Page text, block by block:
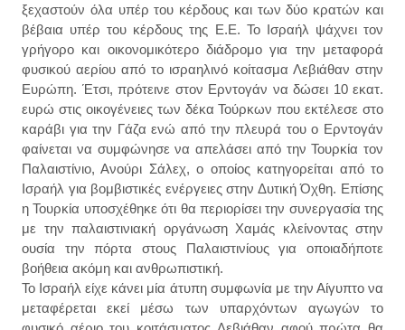
ξεχαστούν όλα υπέρ του κέρδους και των δύο κρατών και
βέβαια υπέρ του κέρδους της Ε.Ε. Το Ισραήλ ψάχνει τον
γρήγορο και οικονομικότερο διάδρομο για την μεταφορά
φυσικού αερίου από το ισραηλινό κοίτασμα Λεβιάθαν στην
Ευρώπη. Έτσι, πρότεινε στον Ερντογάν να δώσει 10 εκατ.
ευρώ στις οικογένειες των δέκα Τούρκων που εκτέλεσε στο
καράβι για την Γάζα ενώ από την πλευρά του ο Ερντογάν
φαίνεται να συμφώνησε να απελάσει από την Τουρκία τον
Παλαιστίνιο, Ανούρι Σάλεχ, ο οποίος κατηγορείται από το
Ισραήλ για βομβιστικές ενέργειες στην Δυτική Όχθη. Επίσης
η Τουρκία υποσχέθηκε ότι θα περιορίσει την συνεργασία της
με την παλαιστινιακή οργάνωση Χαμάς κλείνοντας στην
ουσία την πόρτα στους Παλαιστινίους για οποιαδήποτε
βοήθεια ακόμη και ανθρωπιστική.
Το Ισραήλ είχε κάνει μία άτυπη συμφωνία με την Αίγυπτο να
μεταφέρεται εκεί μέσω των υπαρχόντων αγωγών το